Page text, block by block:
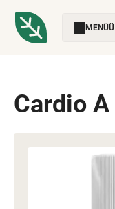
MENÜÜ
Cardio A